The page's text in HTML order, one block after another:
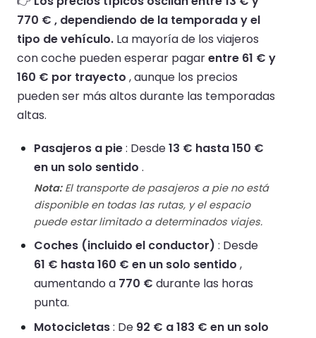
770 € , dependiendo de la temporada y el
tipo de vehículo. La mayoría de los viajeros
con coche pueden esperar pagarentre 61 € y
160 € por trayecto , aunque los precios
pueden ser más altos durante las temporadas
altas.
Pasajeros a pie: Desde13 € hasta 150 €
en un solo sentido .
Nota:El transporte de pasajeros a pie no está
disponible en todas las rutas, y el espacio
puede estar limitado a determinados viajes.
Coches (incluido el conductor) : Desde
61 € hasta 160 € en un solo sentido ,
aumentando a 770 € durante las horas
punta.
Motocicletas: De 92 € a 183 € en un solo